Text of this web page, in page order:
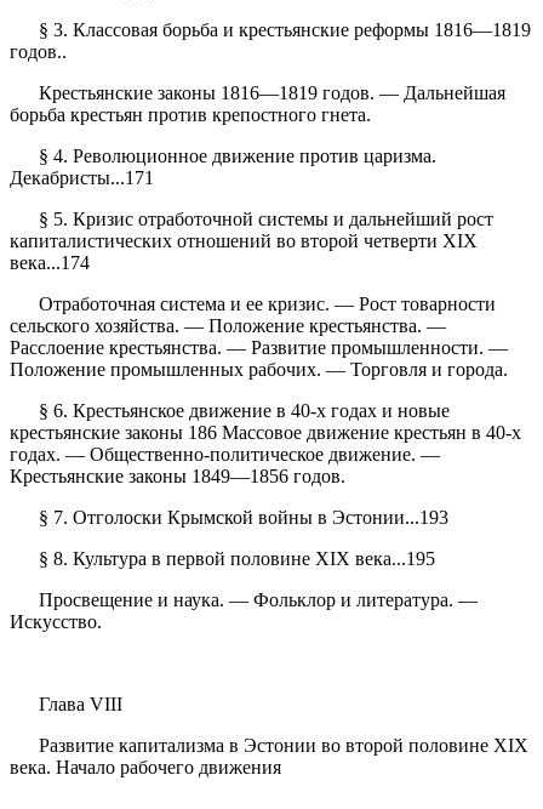
§ 3. Классовая борьба и крестьянские реформы 1816—1819
годов..
Крестьянские законы 1816—1819 годов. — Дальнейшая
борьба крестьян против крепостного гнета.
§ 4. Революционное движение против царизма.
Декабристы...171
§ 5. Кризис отработочной системы и дальнейший рост
капиталистических отношений во второй четверти XIX
века...174
Отработочная система и ее кризис. — Рост товарности
сельского хозяйства. — Положение крестьянства. —
Расслоение крестьянства. — Развитие промышленности. —
Положение промышленных рабочих. — Торговля и города.
§ 6. Крестьянское движение в 40-х годах и новые
крестьянские законы 186 Массовое движение крестьян в 40-х
годах. — Общественно-политическое движение. —
Крестьянские законы 1849—1856 годов.
§ 7. Отголоски Крымской войны в Эстонии...193
§ 8. Культура в первой половине XIX века...195
Просвещение и наука. — Фольклор и литература. —
Искусство.
Глава VIII
Развитие капитализма в Эстонии во второй половине XIX
века. Начало рабочего движения